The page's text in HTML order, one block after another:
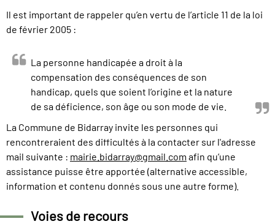
Il est important de rappeler qu’en vertu de l’article 11 de la loi
de février 2005 :
La personne handicapée a droit à la
compensation des conséquences de son
handicap, quels que soient l’origine et la nature
de sa déficience, son âge ou son mode de vie.
La Commune de Bidarray invite les personnes qui
rencontreraient des difficultés à la contacter sur l'adresse
mail suivante : mairie.bidarray@gmail.com afin qu’une
assistance puisse être apportée (alternative accessible,
information et contenu donnés sous une autre forme).
Voies de recours